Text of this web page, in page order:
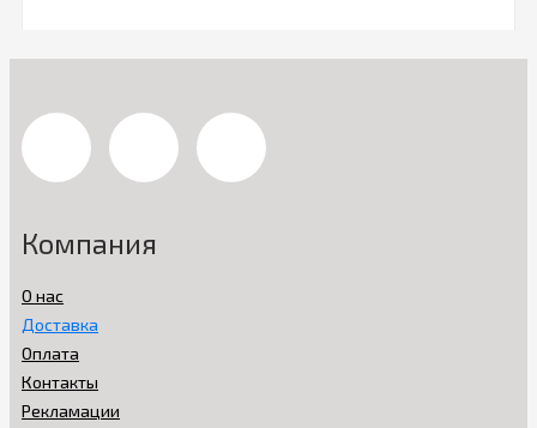
Компания
О нас
Доставка
Оплата
Контакты
Рекламации